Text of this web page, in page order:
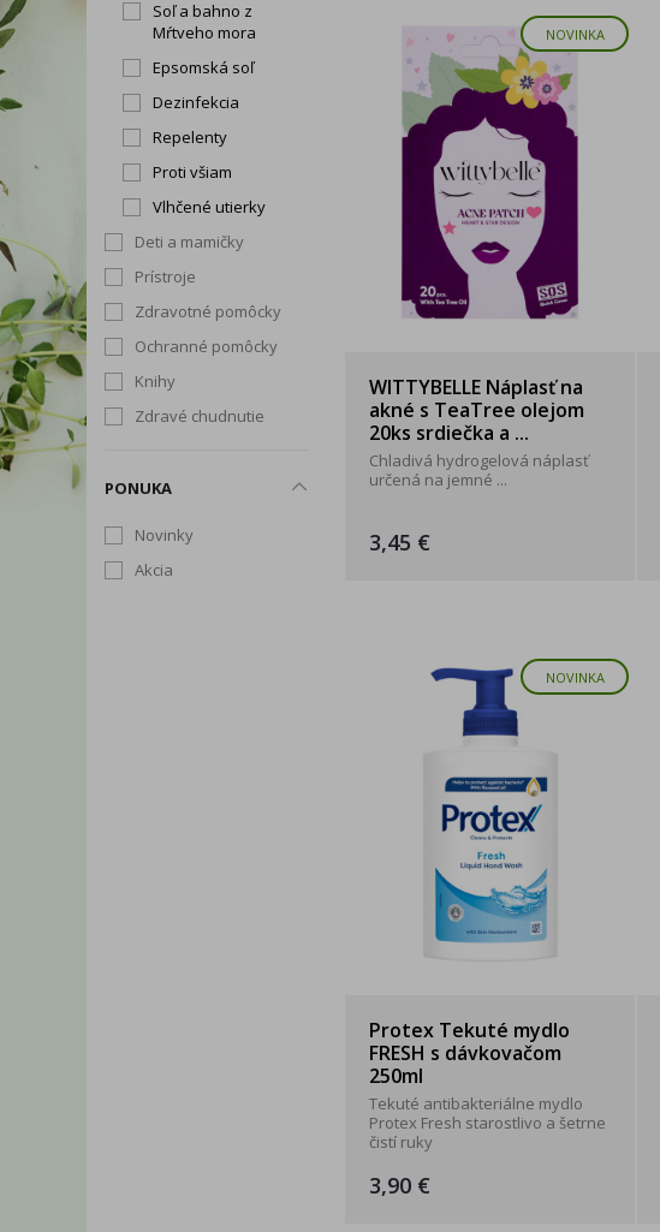
Soľ a bahno z
Mŕtveho mora
Epsomská soľ
Dezinfekcia
Repelenty
Proti všiam
Vlhčené utierky
Deti a mamičky
Prístroje
Zdravotné pomôcky
Ochranné pomôcky
Knihy
Zdravé chudnutie
PONUKA
Novinky
Akcia
NOVINKA
WITTYBELLE Náplasť na
akné s TeaTree olejom
20ks srdiečka a ...
Chladivá hydrogelová náplasť
určená na jemné ...
3,45 €
NOVINKA
Protex Tekuté mydlo
FRESH s dávkovačom
250ml
Tekuté antibakteriálne mydlo
Protex Fresh starostlivo a šetrne
čistí ruky
3,90 €